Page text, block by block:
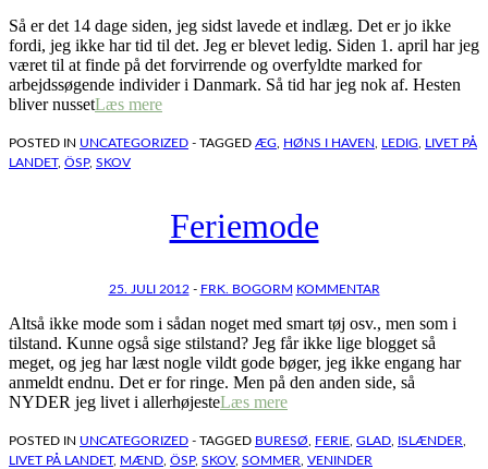
Så er det 14 dage siden, jeg sidst lavede et indlæg. Det er jo ikke
fordi, jeg ikke har tid til det. Jeg er blevet ledig. Siden 1. april har jeg
været til at finde på det forvirrende og overfyldte marked for
arbejdssøgende individer i Danmark. Så tid har jeg nok af. Hesten
bliver nussetLæs mere
POSTED IN UNCATEGORIZED - TAGGED ÆG HØNS I HAVEN LEDIG
LIVET PÅ
LANDET, ÖSP, SKOV
Feriemode
25. JULI 2012 - FRK. BOGORM KOMMENTAR
Altså ikke mode som i sådan noget med smart tøj osv., men som i
tilstand. Kunne også sige stilstand? Jeg får ikke lige blogget så
meget, og jeg har læst nogle vildt gode bøger, jeg ikke engang har
anmeldt endnu. Det er for ringe. Men på den anden side, så
NYDER jeg livet i allerhøjesteLæs mere
POSTED IN UNCATEGORIZED - TAGGED BURESØ FERIE GLAD ISLÆNDER
LIVET PÅ LANDET, MÆND ÖSP, SKOV, SOMMER VENINDER